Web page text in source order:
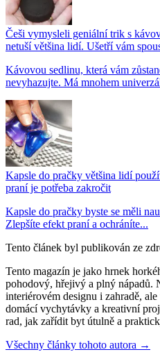
Češi vymysleli geniální trik s
netuší většina lidí. Ušetří vám
Kávovou sedlinu, která vám
nevyhazujte. Má mnohem
Kapsle do pračky většina lidí
praní je potřeba zakročit
Kapsle do pračky byste se měli
Zlepšíte efekt praní a ochráníte...
Tento článek byl publikován ze
Tento magazín je jako hrnek
pohodový, hřejivý a plný nápadů.
interiérovém designu i zahradě,
domácí vychytávky a kreativní
rad, jak zařídit byt útulně a
Všechny články tohoto autora →